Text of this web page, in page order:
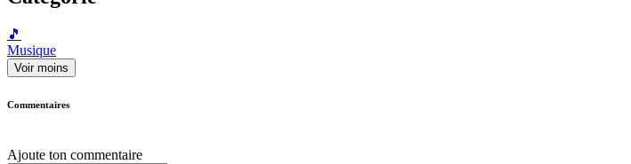
🎵
Musique
Voir moins
Commentaires
Ajoute ton commentaire